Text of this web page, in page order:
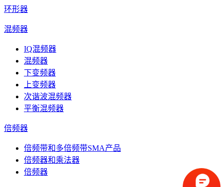
环形器
混频器
IQ混频器
混频器
下变频器
上变频器
次谐波混频器
平衡混频器
倍频器
倍频带和多倍频带SMA产品
倍频器和乘法器
倍频器